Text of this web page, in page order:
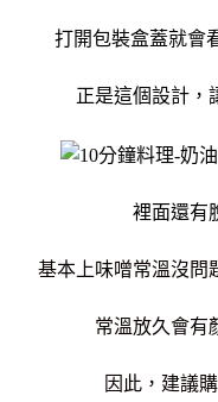
打開包裝盒蓋就會
正是這個設計，
裡面還有
基本上味噌常溫沒問
常溫放久會有
因此，建議